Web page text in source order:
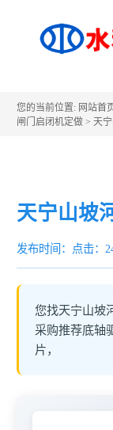
您的当前位置: 网站首
闸门启闭机定做 > 天
天宁山坡
发布时间： 点击：
您找天宁山坡
采购推荐底轴
片，